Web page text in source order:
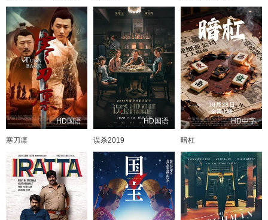
HD国语
寒刀凛
HD国语
误杀2019
HD中字
暗杠